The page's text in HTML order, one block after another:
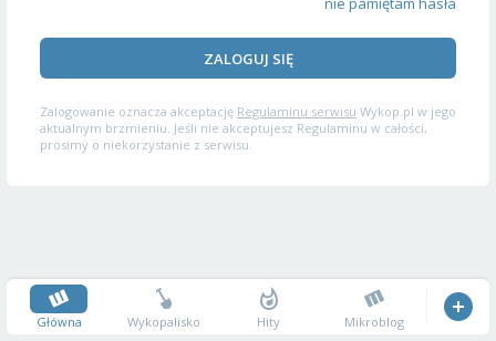
ZALOGUJ SIĘ
Zalogowanie oznacza akceptację Regulaminu serwisu Wykop.pl w jego
aktualnym brzmieniu. Jeśli nie akceptujesz Regulaminu w całości,
prosimy o niekorzystanie z serwisu.
Główna Wykopalisko Hity Mikroblog